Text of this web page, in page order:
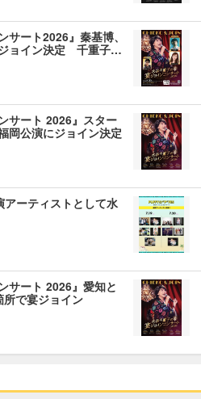
サート2026』秦基博、
ョイン決定 千重子…
サート 2026』スター
岡公演にジョイン決定
アーティストとして水
サート 2026』愛知と
で宴ジョイン